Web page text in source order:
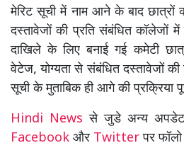
मेरिट सूची में नाम आने के बाद छात्रों
दस्तावेजों की प्रति संबंधित कॉलेजों
दाखिले के लिए बनाई गई कमेटी
वेटेज, योग्यता से संबंधित दस्तावेजों
सूची के मुताबिक ही आगे की प्रक्रिया
Hindi Newsसे जुडे अन्य अपडेट
Facebook और Twitterपर